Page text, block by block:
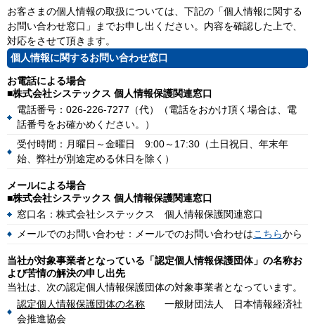
お客さまの個人情報の取扱については、下記の「個人情報に関する
お問い合わせ窓口」までお申し出ください。内容を確認した上で、
対応をさせて頂きます。
個人情報に関するお問い合わせ窓口
お電話による場合
■株式会社システックス 個人情報保護関連窓口
電話番号：026-226-7277（代）（電話をおかけ頂く場合は、電
話番号をお確かめください。）
受付時間：月曜日～金曜日 9:00～17:30（土日祝日、年末年
始、弊社が別途定める休日を除く）
メールによる場合
■株式会社システックス 個人情報保護関連窓口
窓口名：株式会社システックス 個人情報保護関連窓口
メールでのお問い合わせ：メールでのお問い合わせはこちらから
当社が対象事業者となっている「認定個人情報保護団体」の名称お
よび苦情の解決の申し出先
当社は、次の認定個人情報保護団体の対象事業者となっています。
認定個人情報保護団体の名称 一般財団法人 日本情報経済社
会推進協会